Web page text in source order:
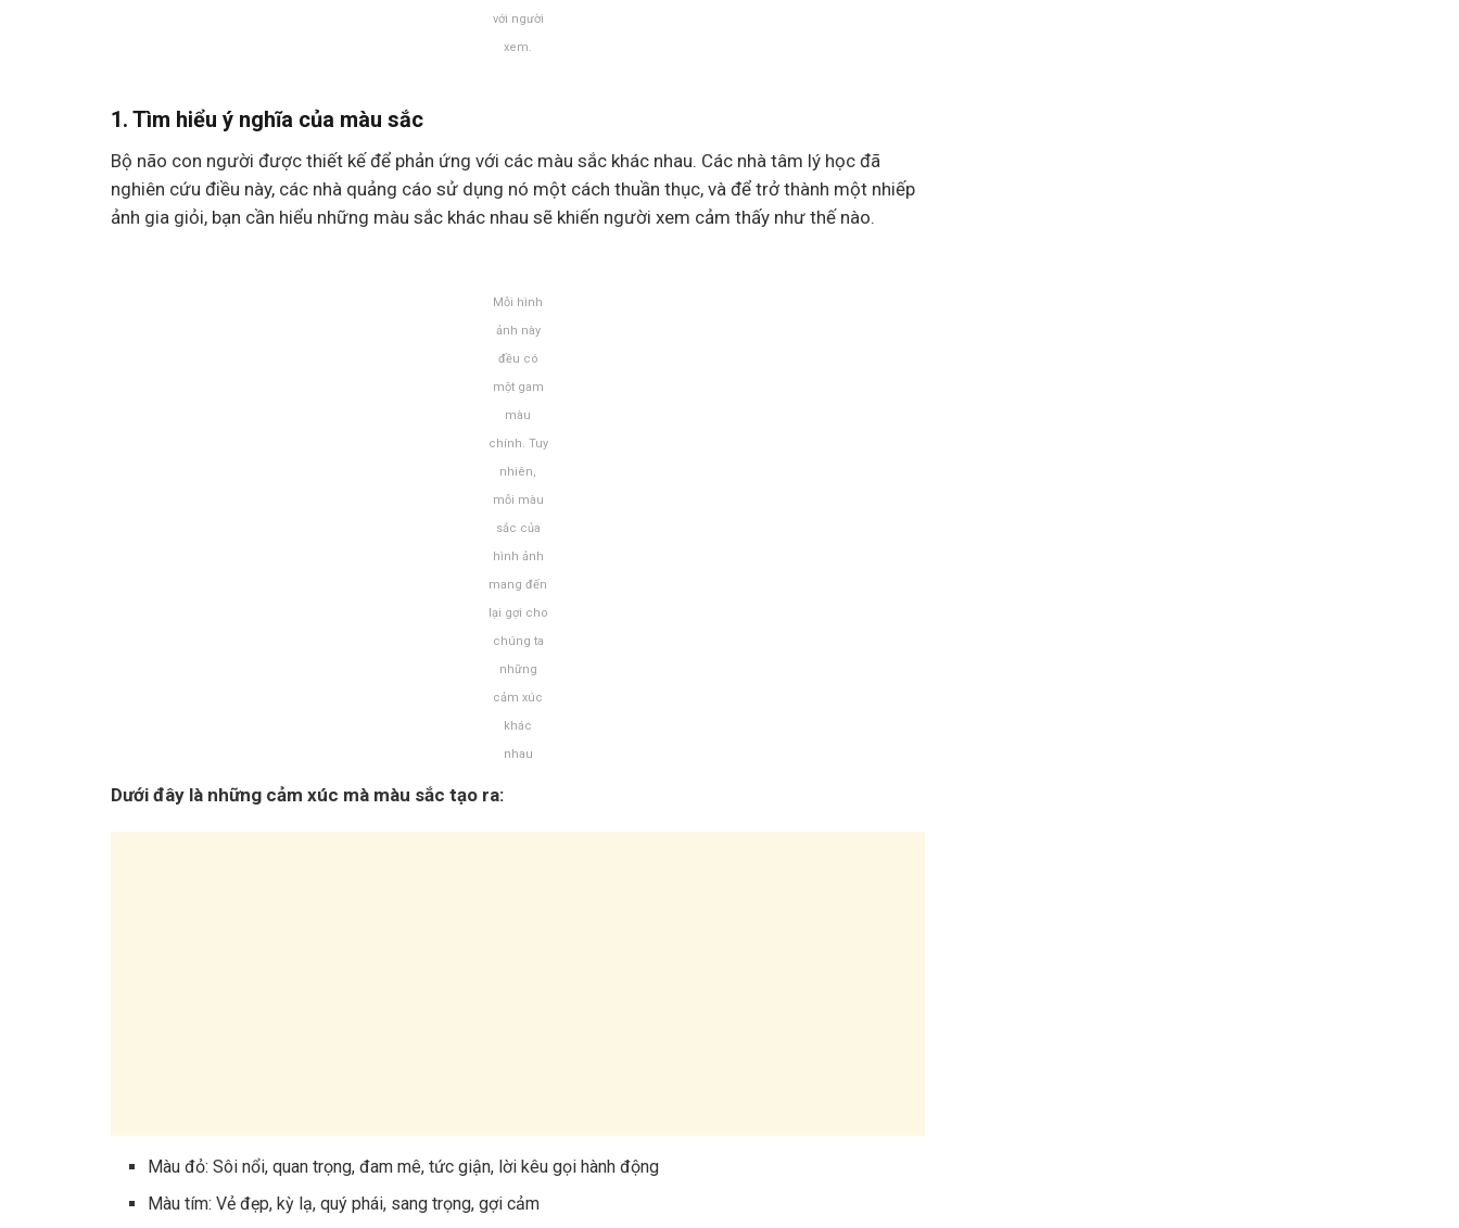
với người
xem.
1. Tìm hiểu ý nghĩa của màu sắc
Bộ não con người được thiết kế để phản ứng với các màu sắc khác nhau. Các nhà tâm lý học đã
nghiên cứu điều này, các nhà quảng cáo sử dụng nó một cách thuần thục, và để trở thành một nhiếp
ảnh gia giỏi, bạn cần hiểu những màu sắc khác nhau sẽ khiến người xem cảm thấy như thế nào.
Mỗi hình
ảnh này
đều có
một gam
màu
chính. Tuy
nhiên,
mỗi màu
sắc của
hình ảnh
mang đến
lại gợi cho
chúng ta
những
cảm xúc
khác
nhau
Dưới đây là những cảm xúc mà màu sắc tạo ra:
Màu đỏ: Sôi nổi, quan trọng, đam mê, tức giận, lời kêu gọi hành động
Màu tím: Vẻ đẹp, kỳ lạ, quý phái, sang trọng, gợi cảm